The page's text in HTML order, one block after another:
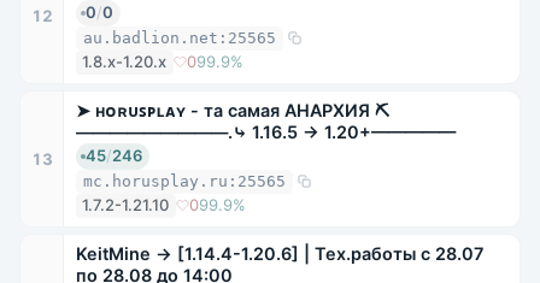
12 0/0
au.badlion.net:25565
1.8.x-1.20.x 099.9%
13
➤ ʜᴏʀᴜꜱᴘʟᴀʏ - та самая АНАРХИЯ ⛏
—————————.⤷ 1.16.5 → 1.20+—————
45/246
mc.horusplay.ru:25565
1.7.2-1.21.10 099.9%
KeitMine → [1.14.4-1.20.6] | Тех.работы с 28.07
по 28.08 до 14:00